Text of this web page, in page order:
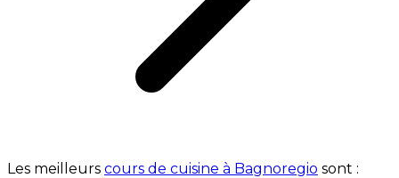
Les meilleurs cours de cuisine à Bagnoregio sont :